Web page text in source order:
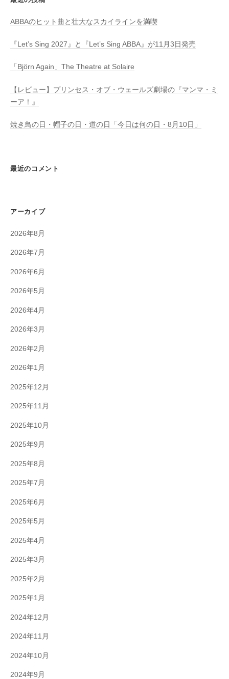
ABBAのヒット曲と壮大なスカイラインを満喫
『Let’s Sing 2027』と『Let’s Sing ABBA』が11月3日発売
「Björn Again」The Theatre at Solaire
【レビュー】プリンセス・オブ・ウェールズ劇場の『マンマ・ミ
ーア！』
焼き鳥の日・帽子の日・道の日「今日は何の日・8月10日」
最近のコメント
アーカイブ
2026年8月
2026年7月
2026年6月
2026年5月
2026年4月
2026年3月
2026年2月
2026年1月
2025年12月
2025年11月
2025年10月
2025年9月
2025年8月
2025年7月
2025年6月
2025年5月
2025年4月
2025年3月
2025年2月
2025年1月
2024年12月
2024年11月
2024年10月
2024年9月